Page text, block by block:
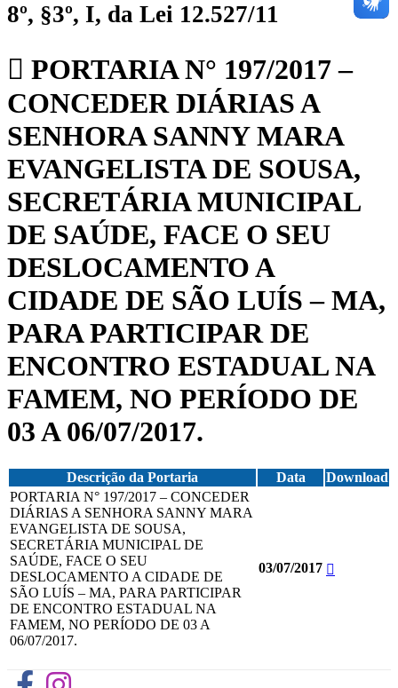
8º, §3º, I, da Lei 12.527/11
PORTARIA N° 197/2017 –
CONCEDER DIÁRIAS A
SENHORA SANNY MARA
EVANGELISTA DE SOUSA,
SECRETÁRIA MUNICIPAL
DE SAÚDE, FACE O SEU
DESLOCAMENTO A
CIDADE DE SÃO LUÍS – MA,
PARA PARTICIPAR DE
ENCONTRO ESTADUAL NA
FAMEM, NO PERÍODO DE
03 A 06/07/2017.
Descrição da Portaria Data
Download
PORTARIA N° 197/2017 – CONCEDER
DIÁRIAS A SENHORA SANNY MARA
EVANGELISTA DE SOUSA,
SECRETÁRIA MUNICIPAL DE
SAÚDE, FACE O SEU
DESLOCAMENTO A CIDADE DE
SÃO LUÍS – MA, PARA PARTICIPAR
DE ENCONTRO ESTADUAL NA
FAMEM, NO PERÍODO DE 03 A
06/07/2017.
03/07/2017